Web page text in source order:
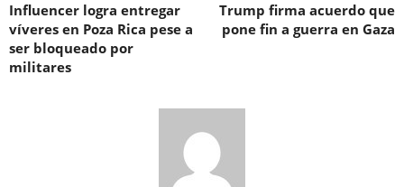
Influencer logra entregar
víveres en Poza Rica pese a
ser bloqueado por
militares
Trump firma acuerdo que
pone fin a guerra en Gaza